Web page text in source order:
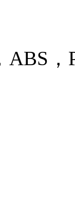
ABS，